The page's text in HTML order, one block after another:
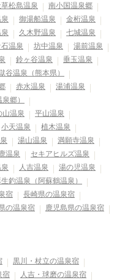
草松島温泉
南小国温泉郷
御湯船温泉
金桁温泉
久木野温泉
七城温泉
温泉 坊中温泉
湯前温泉
鈴ヶ谷温泉
垂玉温泉
谷温泉（熊本県）
赤水温泉
湯浦温泉
郷）
山温泉
平山温泉
小天温泉
植木温泉
湯山温泉
満願寺温泉
温泉
セキアヒルズ温泉
人吉温泉
湯の児温泉
生釣温泉（阿蘇鶴温泉）
宿
長崎県の温泉宿
の温泉宿
鹿児島県の温泉宿
黒川・杖立の温泉宿
宿
人吉・球磨の温泉宿